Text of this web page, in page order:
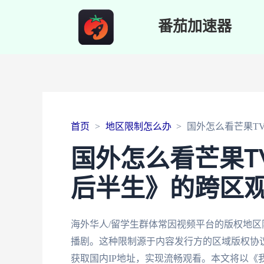
番茄加速器
首页 地区限制怎么办 国外怎么看芒果
国外怎么看芒果
后半生》的跨区
海外华人/留学生群体常因视频平台的版权地
播剧。这种限制源于内容发行方的区域版权协
获取国内IP地址，实现流畅观看。本文将以